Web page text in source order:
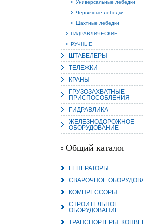
Универсальные лебедки
Червячные лебедки
Шахтные лебедки
ГИДРАВЛИЧЕСКИЕ
РУЧНЫЕ
ШТАБЕЛЕРЫ
ТЕЛЕЖКИ
КРАНЫ
ГРУЗОЗАХВАТНЫЕ
ПРИСПОСОБЛЕНИЯ
ГИДРАВЛИКА
ЖЕЛЕЗНОДОРОЖНОЕ
ОБОРУДОВАНИЕ
Общий каталог
ГЕНЕРАТОРЫ
СВАРОЧНОЕ
КОМПРЕССОРЫ
СТРОИТЕЛЬНОЕ
ОБОРУДОВАНИЕ
ТРАНСПОРТЕРЫ,